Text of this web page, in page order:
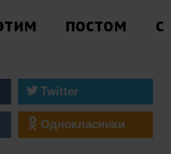
постом с
Twitter
Однокласники